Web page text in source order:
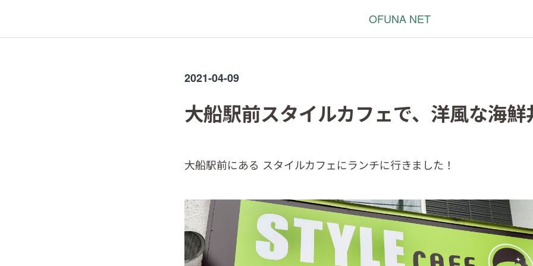
OFUNA NET
2021-04-09
大船駅前スタイルカフェで、洋風な海鮮
大船駅前にある スタイルカフェにランチに行きました！